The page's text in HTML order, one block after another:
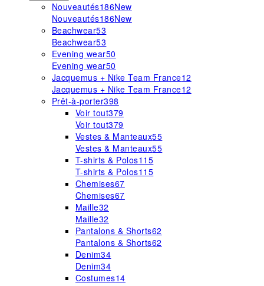
Nouveautés186New
Nouveautés186New
Beachwear53
Beachwear53
Evening wear50
Evening wear50
Jacquemus + Nike Team France12
Jacquemus + Nike Team France12
Prêt-à-porter398
Voir tout379
Voir tout379
Vestes & Manteaux55
Vestes & Manteaux55
T-shirts & Polos115
T-shirts & Polos115
Chemises67
Chemises67
Maille32
Maille32
Pantalons & Shorts62
Pantalons & Shorts62
Denim34
Denim34
Costumes14